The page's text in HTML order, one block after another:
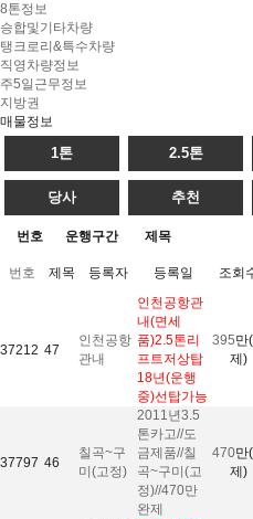
8톤정보
승합및기타차량
탱크로리&특수차량
직영차량정보
주5일근무정보
지방권
매물정보
1톤 2.5톤
당사 추천
번호 운행구간 제목
번호 제목 등록자 등록일 조회
37212 47
인천공항
관내
인천공항관
내(면세
품)2.5톤리
프트저상탑
18년(운행
중)선탑가능
395만
제)
37797 46
칠곡~구
미(고정)
2011년3.5
톤카고//도
금제품//칠
곡~구미(고
정)//470만
완제
470만
제)